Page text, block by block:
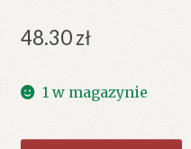
48.30zł
1 w magazynie